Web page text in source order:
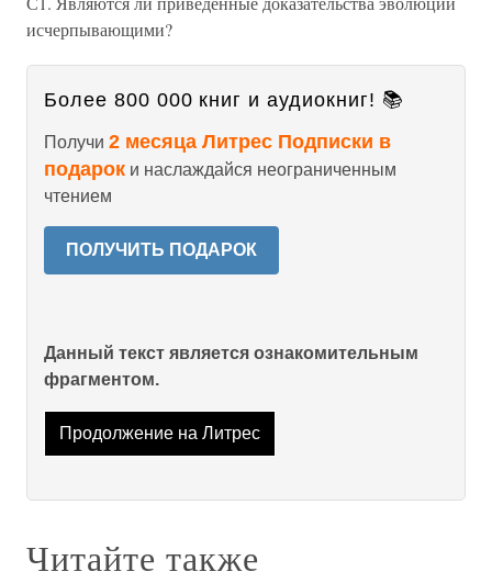
исчерпывающими?
Более 800 000 книг и аудиокниг! 📚
Получи 2 месяца Литрес Подписки в
подарок и наслаждайся неограниченным
чтением
ПОЛУЧИТЬ ПОДАРОК
Данный текст является ознакомительным
фрагментом.
Продолжение на Литрес
Читайте также